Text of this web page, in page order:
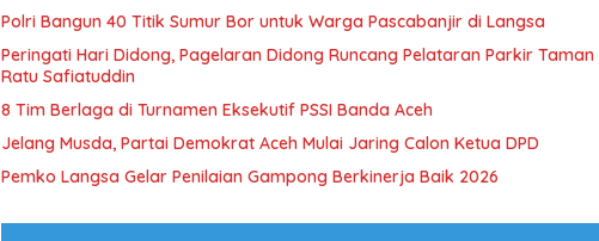
Polri Bangun 40 Titik Sumur Bor untuk Warga Pascabanjir di Langsa
Peringati Hari Didong, Pagelaran Didong Runcang Pelataran Parkir Taman
Ratu Safiatuddin
8 Tim Berlaga di Turnamen Eksekutif PSSI Banda Aceh
Jelang Musda, Partai Demokrat Aceh Mulai Jaring Calon Ketua DPD
Pemko Langsa Gelar Penilaian Gampong Berkinerja Baik 2026